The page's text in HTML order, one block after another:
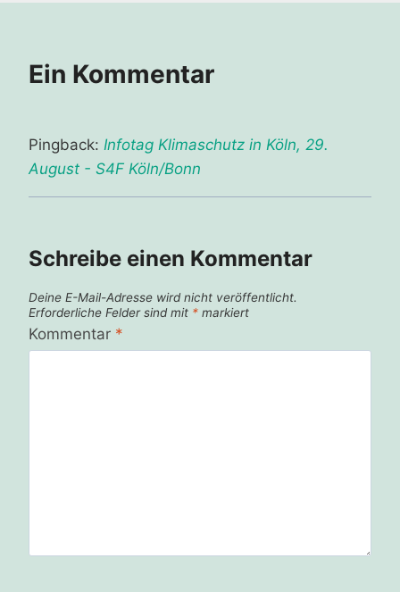
Ein Kommentar
Pingback: Infotag Klimaschutz in Köln, 29.
August - S4F Köln/Bonn
Schreibe einen Kommentar
Deine E-Mail-Adresse wird nicht veröffentlicht.
Erforderliche Felder sind mit * markiert
Kommentar *